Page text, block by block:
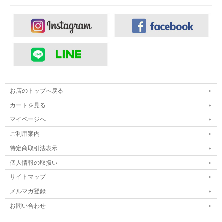
■ボトムス：
バレルイージーパンツ
■シューズ：MALIBU SANDALS マリブサンダルズ ZUMA スラ
イドサンダル
お店のトップへ戻る
カートを見る
マイページへ
ご利用案内
特定商取引法表示
個人情報の取扱い
サイトマップ
メルマガ登録
お問い合わせ